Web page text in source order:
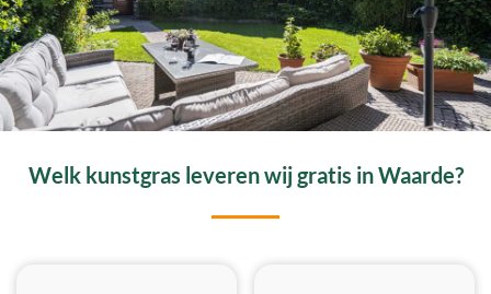
Welk kunstgras leveren wij gratis in Waarde?